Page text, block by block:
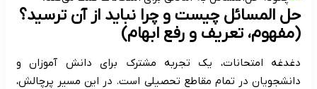
حل المسائل چیست و چرا نباید از آن ترسید؟
(مفهوم، تعریف و رفع ابهام)
دغدغه امتحانات، یک تجربه مشترک برای دانش آموزان و
دانشجویان در تمام مقاطع تحصیلی است. در این مسیر پرچالش،